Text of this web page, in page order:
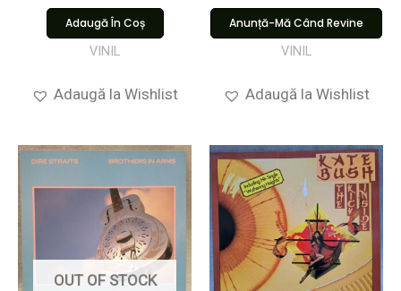
Adaugă În Coș
VINIL
Adaugă la Wishlist
Anunță-Mă Când Revine
VINIL
Adaugă la Wishlist
OUT OF STOCK